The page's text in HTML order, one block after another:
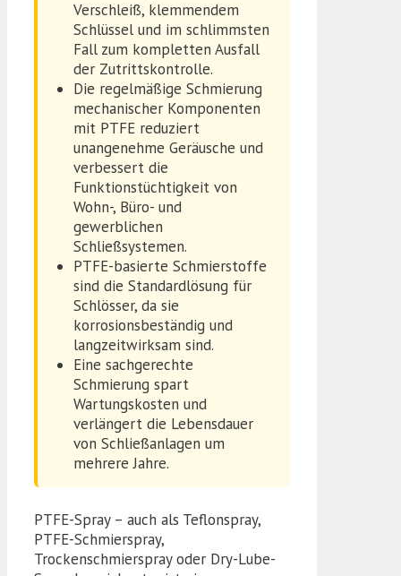
Verschleiß, klemmendem
Schlüssel und im schlimmsten
Fall zum kompletten Ausfall
der Zutrittskontrolle.
Die regelmäßige Schmierung
mechanischer Komponenten
mit PTFE reduziert
unangenehme Geräusche und
verbessert die
Funktionstüchtigkeit von
Wohn-, Büro- und
gewerblichen
Schließsystemen.
PTFE-basierte Schmierstoffe
sind die Standardlösung für
Schlösser, da sie
korrosionsbeständig und
langzeitwirksam sind.
Eine sachgerechte
Schmierung spart
Wartungskosten und
verlängert die Lebensdauer
von Schließanlagen um
mehrere Jahre.
PTFE-Spray – auch als Teflonspray,
PTFE-Schmierspray,
Trockenschmierspray oder Dry-Lube-